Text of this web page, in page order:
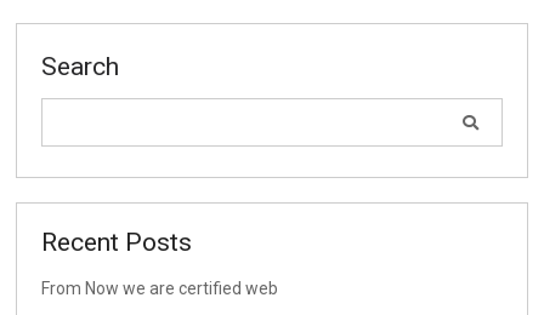
Search
Recent Posts
From Now we are certified web